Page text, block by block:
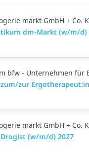
markt GmbH + Co.
dm-Markt (w/m/d)
bfw - Unternehmen für
zur Ergotherapeut:in
markt GmbH + Co.
(w/m/d) 2027